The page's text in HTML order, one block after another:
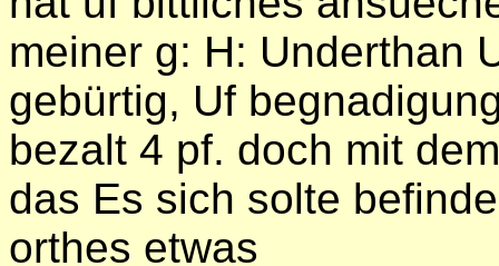
meiner g: H: Underthan
gebürtig, Uf
bezalt 4 pf. doch mit
das Es sich solte
orthes etwas